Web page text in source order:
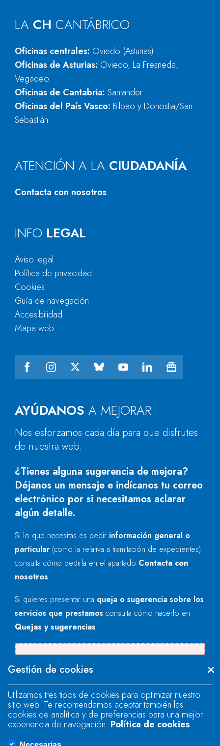
LA CH CANTÁBRICO
Oficinas centrales: Oviedo (Asturias)
Oficinas de Asturias: Oviedo, La Fresneda,
Vegadeo
Oficinas de Cantabria: Santander
Oficinas del País Vasco: Bilbao y Donostia/San
Sebastián
ATENCIÓN A LA CIUDADANÍA
Contacta con nosotros
AYÚDANOS A MEJORAR
Nos esforzamos cada día para que disfrutes
de nuestra web.
¿Tienes alguna sugerencia de mejora?
Déjanos un mensaje e indícanos tu correo
electrónico por si necesitamos aclarar
algún detalle.
Si lo que necesitas es pedir información general o
particular (como la relativa a tramitación de expedientes)
consulta cómo pedirla en el apartado Contacta con
nosotros.
Si quieres presentar una queja o sugerencia sobre los
servicios que prestamos consulta cómo hacerlo en
Quejas y sugerencias.
"text" field.
There was an error when loading the
"text" field.
INFO LEGAL
Aviso legal
Política de privacidad
Cookies
Guía de navegación
Accesibilidad
Mapa web
Gestión de cookies
Utilizamos tres tipos de cookies para optimizar nuestro
sitio web. Te recomendamos aceptar también las
cookies de analítica y de preferencias para una mejor
experiencia de navegación. Política de cookies